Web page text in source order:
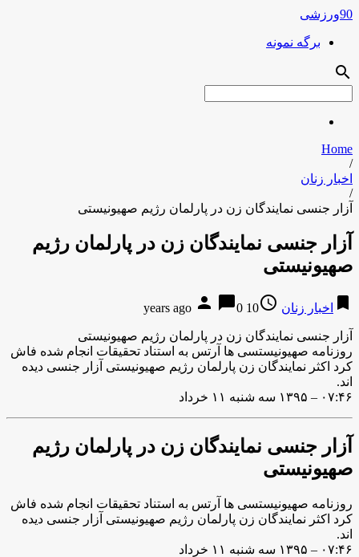
90ورزشی
برگه نمونه
search
Home
/
اخبار زنان
/
آزار جنسی نمایندگان زن در پارلمان رژیم صهیونیستی
آزار جنسی نمایندگان زن در پارلمان رژیم
صهیونیستی
bookmark اخبار زنان access_time
10 years ago
person chat_bubble0
آزار جنسی نمایندگان زن در پارلمان رژیم صهیونیستی
روزنامه صهیونیستسی ها آرتس به استناد تحقیقات انجام شده فاش
کرد اکثر نمایندگان زن پارلمان رژیم صهیونیستی آزار جنسی دیده
اند.
۰۷:۴۶ – ۱۳۹۵ سه شنبه ۱۱ خرداد
آزار جنسی نمایندگان زن در پارلمان رژیم
صهیونیستی
روزنامه صهیونیستسی ها آرتس به استناد تحقیقات انجام شده فاش
کرد اکثر نمایندگان زن پارلمان رژیم صهیونیستی آزار جنسی دیده
اند.
۰۷:۴۶ – ۱۳۹۵ سه شنبه ۱۱ خرداد